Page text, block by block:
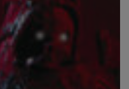
Utställningsproduktion
Tjänster
Transport